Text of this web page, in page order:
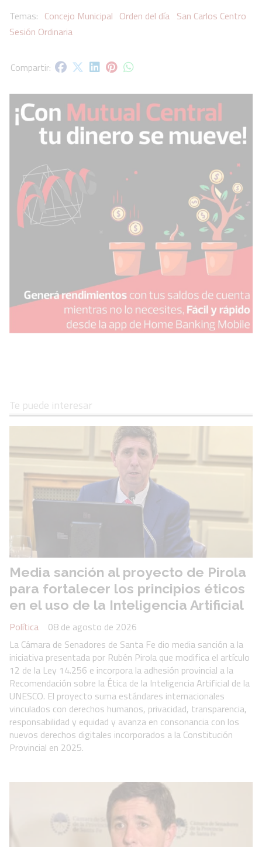
Concejo Municipal Orden del día San Carlos Centro
Sesión Ordinaria
Te puede interesar
Media sanción al proyecto de Pirola
para fortalecer los principios éticos
en el uso de la Inteligencia Artificial
Política
08 de agosto de 2026
La Cámara de Senadores de Santa Fe dio media sanción a la
iniciativa presentada por Rubén Pirola que modifica el artículo
12 de la Ley 14.256 e incorpora la adhesión provincial a la
Recomendación sobre la Ética de la Inteligencia Artificial de la
UNESCO. El proyecto suma estándares internacionales
vinculados con derechos humanos, privacidad, transparencia,
responsabilidad y equidad y avanza en consonancia con los
nuevos derechos digitales incorporados a la Constitución
Provincial en 2025.